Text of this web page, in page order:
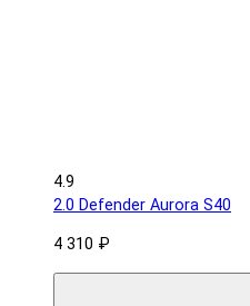
4.9
2.0 Defender Aurora S40
4 310 ₽